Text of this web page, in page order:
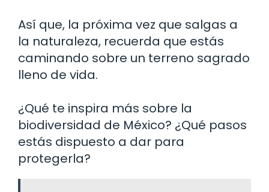
Así que, la próxima vez que salgas a
la naturaleza, recuerda que estás
caminando sobre un terreno sagrado
lleno de vida.
¿Qué te inspira más sobre la
biodiversidad de México? ¿Qué pasos
estás dispuesto a dar para
protegerla?